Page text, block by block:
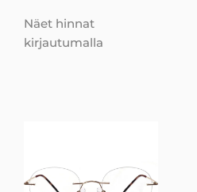
Näet hinnat
kirjautumalla